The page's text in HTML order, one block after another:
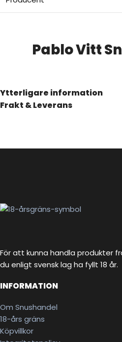
Pablo Vitt
Ytterligare information
Frakt & Leverans
För att kunna handla produkter
du enligt svensk lag ha fyllt 18 år.
INFORMATION
Om Snushandel
18-års gräns
Köpvillkor